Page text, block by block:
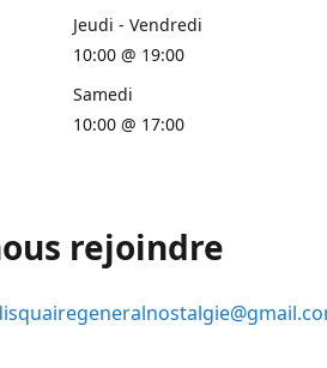
Jeudi - Vendredi
10:00 @ 19:00
Samedi
10:00 @ 17:00
rejoindre